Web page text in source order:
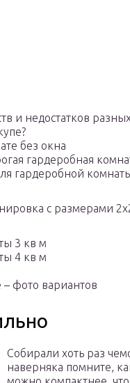
и недостатков
без окна
гардеробная
гардеробной
с размерами
3 кв м
4 кв м
– фото вариантов
Собирали хоть раз
наверняка помните,